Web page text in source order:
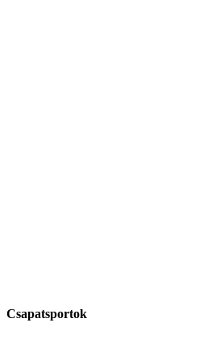
Csapatsportok